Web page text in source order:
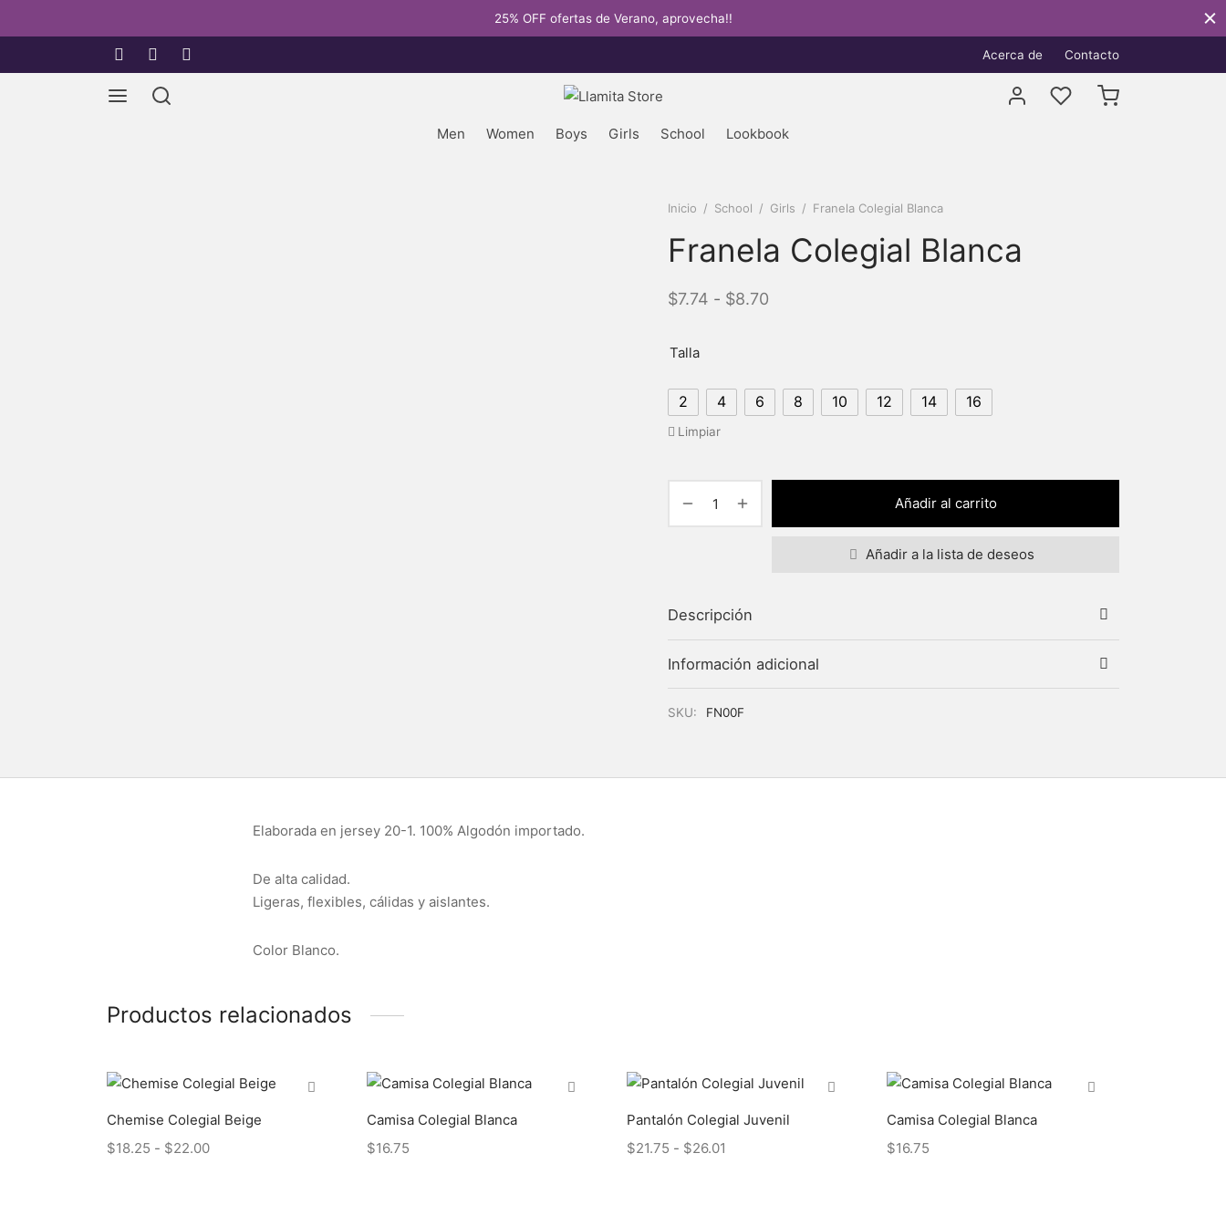
25% OFF ofertas de Verano, aprovecha!!
Acerca de Contacto
Men Women Boys Girls School Lookbook
Inicio / School / Girls / Franela Colegial Blanca
Franela Colegial Blanca
$7.74 - $8.70
$7.74
Talla
2 4 6 8 10 12 14 16
Limpiar
Añadir al carrito
Añadir a la lista de deseos
Descripción
Información adicional
SKU: FN00F
Elaborada en jersey 20-1. 100% Algodón importado.
De alta calidad.
Ligeras, flexibles, cálidas y aislantes.
Color Blanco.
Productos relacionados
Chemise Colegial Beige
$18.25 - $22.00Rango
Camisa Colegial Blanca
$16.75
Pantalón Colegial Juvenil
$21.75 - $26.01
Camisa Colegial Blanca
$16.75